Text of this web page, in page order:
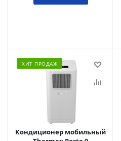
ХИТ ПРОДАЖ
Кондиционер мобильный